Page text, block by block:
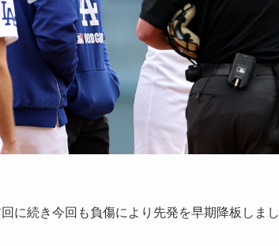
に続き今回も負傷により先発を早期降板しまし